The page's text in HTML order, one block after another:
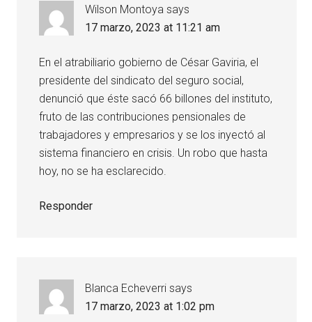
Wilson Montoya says
17 marzo, 2023 at 11:21 am
En el atrabiliario gobierno de César Gaviria, el
presidente del sindicato del seguro social,
denunció que éste sacó 66 billones del instituto,
fruto de las contribuciones pensionales de
trabajadores y empresarios y se los inyectó al
sistema financiero en crisis. Un robo que hasta
hoy, no se ha esclarecido.
Responder
Blanca Echeverri says
17 marzo, 2023 at 1:02 pm